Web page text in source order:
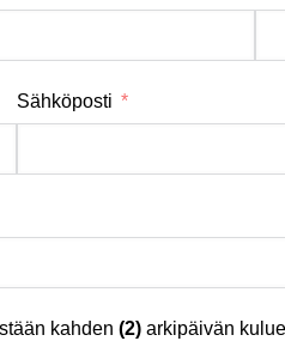
Sähköposti
kahden (2) arkipäivän